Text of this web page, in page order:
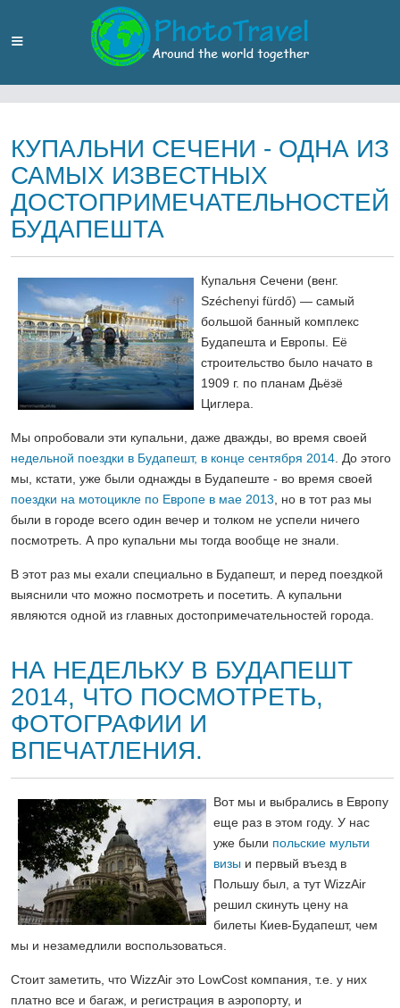
КУПАЛЬНИ СЕЧЕНИ - ОДНА ИЗ
САМЫХ ИЗВЕСТНЫХ
ДОСТОПРИМЕЧАТЕЛЬНОСТЕЙ
БУДАПЕШТА
Купальня Сечени (венг.
Széchenyi fürdő) — самый
большой банный комплекс
Будапешта и Европы. Её
строительство было начато в
1909 г. по планам Дьёзё
Циглера.
Мы опробовали эти купальни, даже дважды, во время своей
недельной поездки в Будапешт, в конце сентября 2014 . До этого
мы, кстати, уже были однажды в Будапеште - во время своей
поездки на мотоцикле по Европе в мае 2013 , но в тот раз мы
были в городе всего один вечер и толком не успели ничего
посмотреть. А про купальни мы тогда вообще не знали.
В этот раз мы ехали специально в Будапешт, и перед поездкой
выяснили что можно посмотреть и посетить. А купальни
являются одной из главных достопримечательностей города.
НА НЕДЕЛЬКУ В БУДАПЕШТ
2014, ЧТО ПОСМОТРЕТЬ,
ФОТОГРАФИИ И
ВПЕЧАТЛЕНИЯ.
Вот мы и выбрались в Европу
еще раз в этом году. У нас
уже были польские мульти
визы и первый въезд в
Польшу был, а тут WizzAir
решил скинуть цену на
билеты Киев-Будапешт, чем
мы и незамедлили воспользоваться.
Стоит заметить, что WizzAir это LowCost компания, т.е. у них
платно все и багаж, и регистрация в аэропорту, и